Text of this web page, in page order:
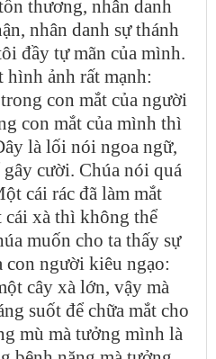
thương, nhân danh
nhân danh sự thánh
đầy tự mãn của mình.
hình ảnh rất mạnh:
con mắt của người
con mắt của mình thì
là lối nói ngoa ngữ,
cười. Chúa nói quá
cái rác đã làm mắt
xà thì không thể
muốn cho ta thấy sự
con người kiêu ngạo:
cây xà lớn, vậy mà
suốt để chữa mắt cho
mù mà tưởng mình là